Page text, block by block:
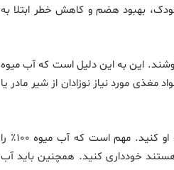
بهبود هضم و کاهش خطر ابتلا به
تا حداقل ۶ ماهگی نباید آب میوه بنوشند. این به این دلیل است که آب میوه
مورد نیاز نوزادان از شیر مادر یا
هنگامی که کودک شما ۶ ماهه شد، می توانید شروع به دادن آب میوه در حد متعادل به او کنید. مهم است که آب میوه ۱۰۰٪ را
خودداری کنید. همچنین باید آب